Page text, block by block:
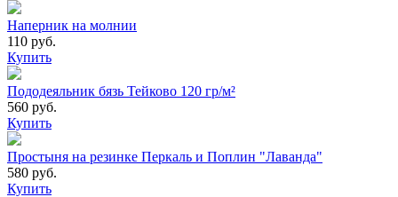
Наперник на молнии
110 руб.
Купить
Пододеяльник бязь Тейково 120 гр/м²
560 руб.
Купить
Простыня на резинке Перкаль и Поплин "Лаванда"
580 руб.
Купить